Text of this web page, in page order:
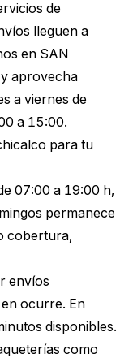
de
lleguen a
en SAN
aprovecha
a viernes de
a 15:00.
para tu
07:00 a 19:00 h,
permanece
cobertura,
envíos
ocurre. En
disponibles.
como